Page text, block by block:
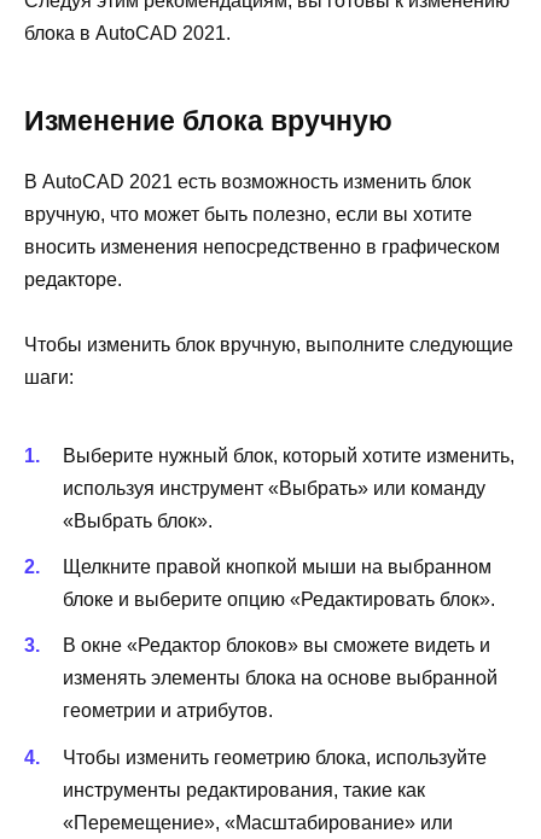
блока в AutoCAD 2021.
Изменение блока вручную
В AutoCAD 2021 есть возможность изменить блок
вручную, что может быть полезно, если вы хотите
вносить изменения непосредственно в графическом
редакторе.
Чтобы изменить блок вручную, выполните следующие
шаги:
Выберите нужный блок, который хотите изменить,
используя инструмент «Выбрать» или команду
«Выбрать блок».
Щелкните правой кнопкой мыши на выбранном
блоке и выберите опцию «Редактировать блок».
В окне «Редактор блоков» вы сможете видеть и
изменять элементы блока на основе выбранной
геометрии и атрибутов.
Чтобы изменить геометрию блока, используйте
инструменты редактирования, такие как
«Перемещение», «Масштабирование» или